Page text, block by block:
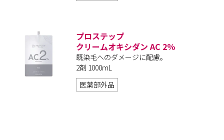
プロステップ
クリームオキシダン AC 2％
既染毛へのダメージに配慮。
2剤 1000mL
医薬部外品